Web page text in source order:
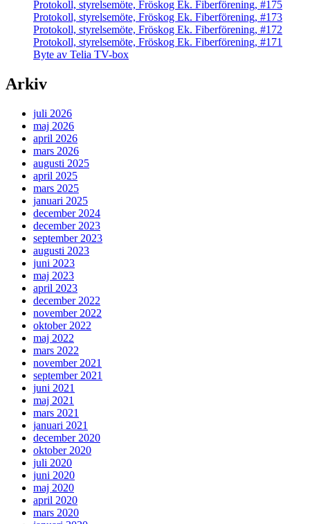
Protokoll, styrelsemöte, Fröskog Ek. Fiberförening, #175
Protokoll, styrelsemöte, Fröskog Ek. Fiberförening, #173
Protokoll, styrelsemöte, Fröskog Ek. Fiberförening, #172
Protokoll, styrelsemöte, Fröskog Ek. Fiberförening, #171
Byte av Telia TV-box
Arkiv
juli 2026
maj 2026
april 2026
mars 2026
augusti 2025
april 2025
mars 2025
januari 2025
december 2024
december 2023
september 2023
augusti 2023
juni 2023
maj 2023
april 2023
december 2022
november 2022
oktober 2022
maj 2022
mars 2022
november 2021
september 2021
juni 2021
maj 2021
mars 2021
januari 2021
december 2020
oktober 2020
juli 2020
juni 2020
maj 2020
april 2020
mars 2020